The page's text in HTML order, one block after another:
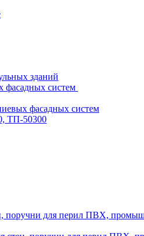
зданий
фасадных систем
фасадных систем
ТП-50300
поручни для перил ПВХ,